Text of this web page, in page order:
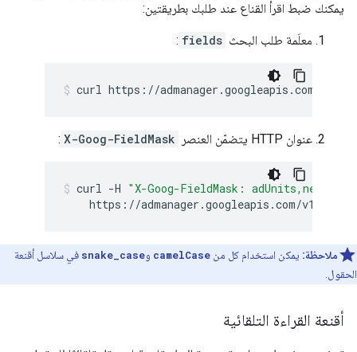
يمكنك ضبط اقرأ القناع عند طلبك بطريقتين:
معلَمة طلب البحث fields
:
curl https://admanager.googleapis.com/v1/
عنوان HTTP يتضمّن العنصر X-Goog-FieldMask
:
curl -H "X-Goog-FieldMask:
https://admanager.googleapis.com/v1/
ملاحظة: يمكن استخدام كل من camelCase وsnake_case في سلاسل أقنعة
الحقول.
أقنعة القراءة التلقائية